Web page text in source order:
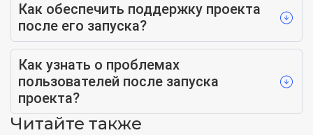
Как обеспечить поддержку проекта
после его запуска?
Как узнать о проблемах
пользователей после запуска
проекта?
Читайте также